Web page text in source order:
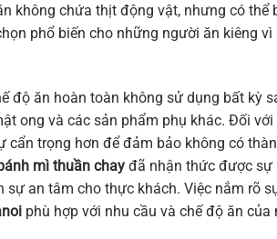
không chứa thịt động vật, nhưng có
phổ biến cho những người ăn kiêng
độ ăn hoàn toàn không sử dụng bất kỳ
ong và các sản phẩm phụ khác. Đối
cẩn trọng hơn để đảm bảo không có
mì thuần chay đã nhận thức được sự
sự an tâm cho thực khách. Việc nắm rõ
phù hợp với nhu cầu và chế độ ăn của